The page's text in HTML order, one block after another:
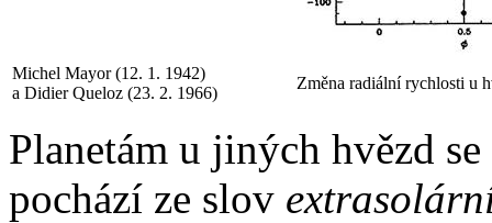
Michel Mayor (12. 1. 1942)
a Didier Queloz (23. 2. 1966)
Změna radiální rychlosti u
Planetám u jiných hvězd
pochází ze slov